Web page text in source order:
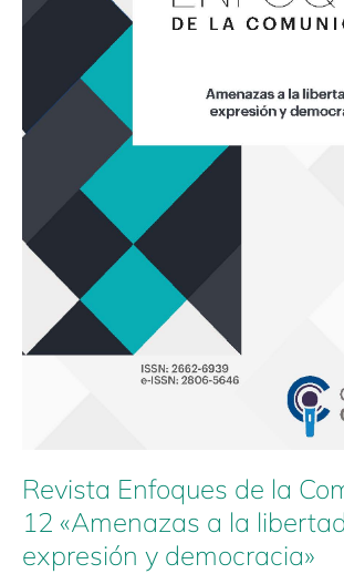
Revista Enfoques de la
12 «Amenazas a la
expresión y democracia»
expresión
y